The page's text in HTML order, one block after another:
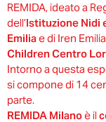
REMIDA, ideato a
dell’Istituzione Nidi
Emiliae di Iren
Children Centro
Intorno a questa
si compone di 14
parte.
REMIDA Milanoè il